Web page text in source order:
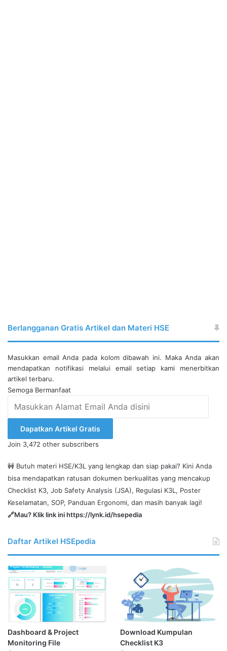
Berlangganan Gratis Artikel dan Materi HSE
Masukkan email Anda pada kolom dibawah ini. Maka Anda akan
mendapatkan notifikasi melalui email setiap kami menerbitkan
artikel terbaru.
Semoga Bermanfaat
Alamat
Anda
disini
Dapatkan Artikel Gratis
Join 3,472 other subscribers
🚧 Butuh materi HSE/K3L yang lengkap dan siap pakai? Kini Anda
bisa mendapatkan ratusan dokumen berkualitas yang mencakup
Checklist K3, Job Safety Analysis (JSA), Regulasi K3L, Poster
Keselamatan, SOP, Panduan Ergonomi, dan masih banyak lagi!
🔗Mau? Klik link inihttps://lynk.id/hsepedia
Daftar Artikel HSEpedia
Dashboard & Project
Monitoring File
Download Kumpulan
Checklist K3